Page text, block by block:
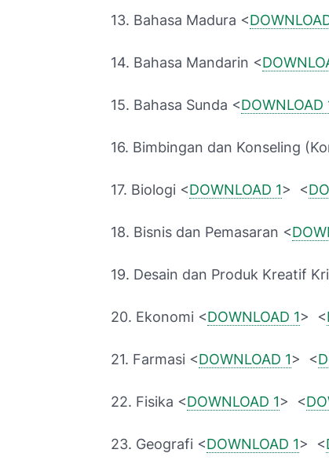
13. Bahasa Madura <
14. Bahasa Mandarin <
15. Bahasa Sunda <DOWNLOAD
16. Bimbingan dan Konseling
17. Biologi <DOWNLOAD 1> <
18. Bisnis dan Pemasaran <
19. Desain dan Produk Kreatif
20. Ekonomi <DOWNLOAD 1> <
21. Farmasi <DOWNLOAD 1> <
22. Fisika <DOWNLOAD 1> <
23. Geografi <DOWNLOAD 1> <